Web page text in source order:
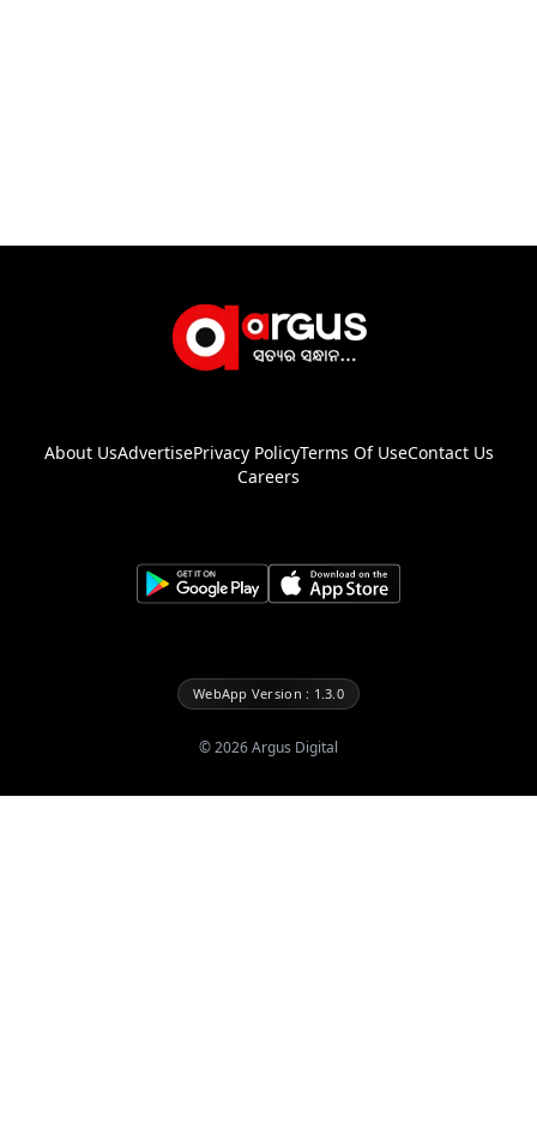
About UsAdvertisePrivacy PolicyTerms Of UseContact Us
Careers
WebApp Version : 1.3.0
©2026Argus Digital